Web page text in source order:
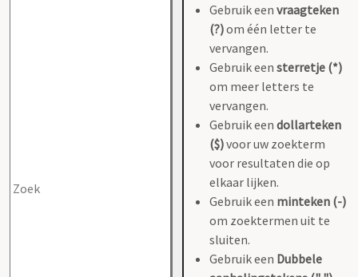
Gebruik een vraagteken
(?)om één letter te
vervangen.
Gebruik een sterretje (*)
om meer letters te
vervangen.
Gebruik een dollarteken
($)voor uw zoekterm
voor resultaten die op
elkaar lijken.
Gebruik een minteken (-)
om zoektermen uit te
sluiten.
Gebruik een Dubbele